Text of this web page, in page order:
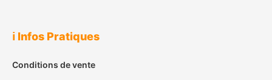
ℹ️ Infos Pratiques
Conditions de vente